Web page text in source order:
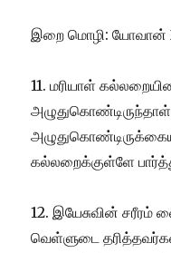
இறை மொழி: யோவான்
11. மரியாள்
கல்லறைக்குள்ளே
12.இயேசுவின் சரீரம்
வெள்ளுடை